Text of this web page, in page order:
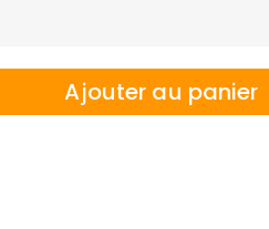
Ajouter au panier